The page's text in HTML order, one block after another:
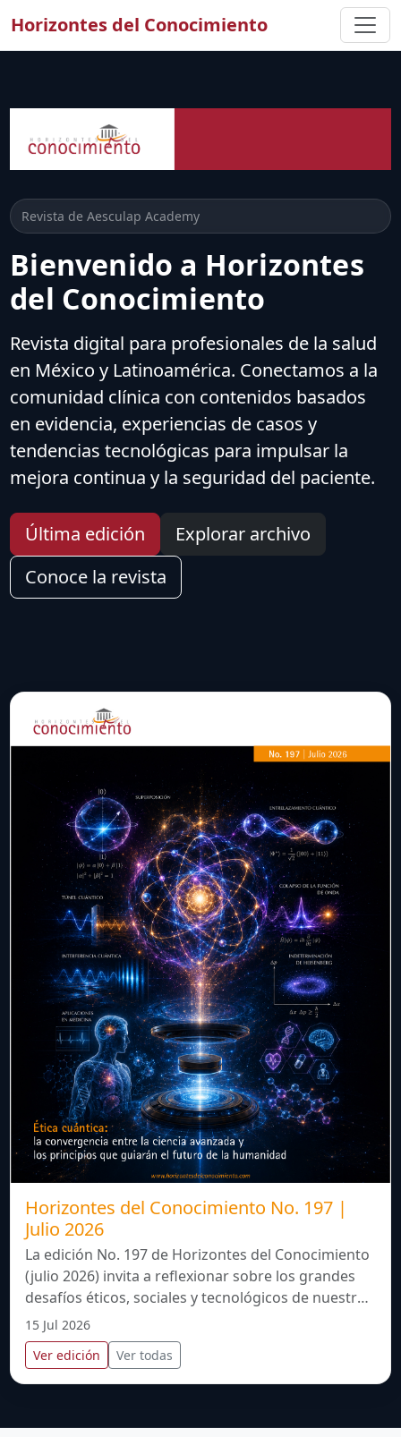
Horizontes del Conocimiento
Revista de Aesculap Academy
Bienvenido a Horizontes
del Conocimiento
Revista digital para profesionales de la salud
en México y Latinoamérica. Conectamos a la
comunidad clínica con contenidos basados
en evidencia, experiencias de casos y
tendencias tecnológicas para impulsar la
mejora continua y la seguridad del paciente.
Última edición
Explorar archivo
Conoce la revista
Horizontes del Conocimiento No. 197 |
Julio 2026
La edición No. 197 de Horizontes del Conocimiento
(julio 2026) invita a reflexionar sobre los grandes
desafíos éticos, sociales y tecnológicos de nuestro
tiempo. A través de sus artículos, aborda temas
como la dimensión social del suicidio, el estigma
asociado a la obesidad, los factores que influyen en
la negativa familiar para la donación de órganos en
una propuesta para orientar el desarrollo
15 Jul 2026
Ver edición
Ver todas